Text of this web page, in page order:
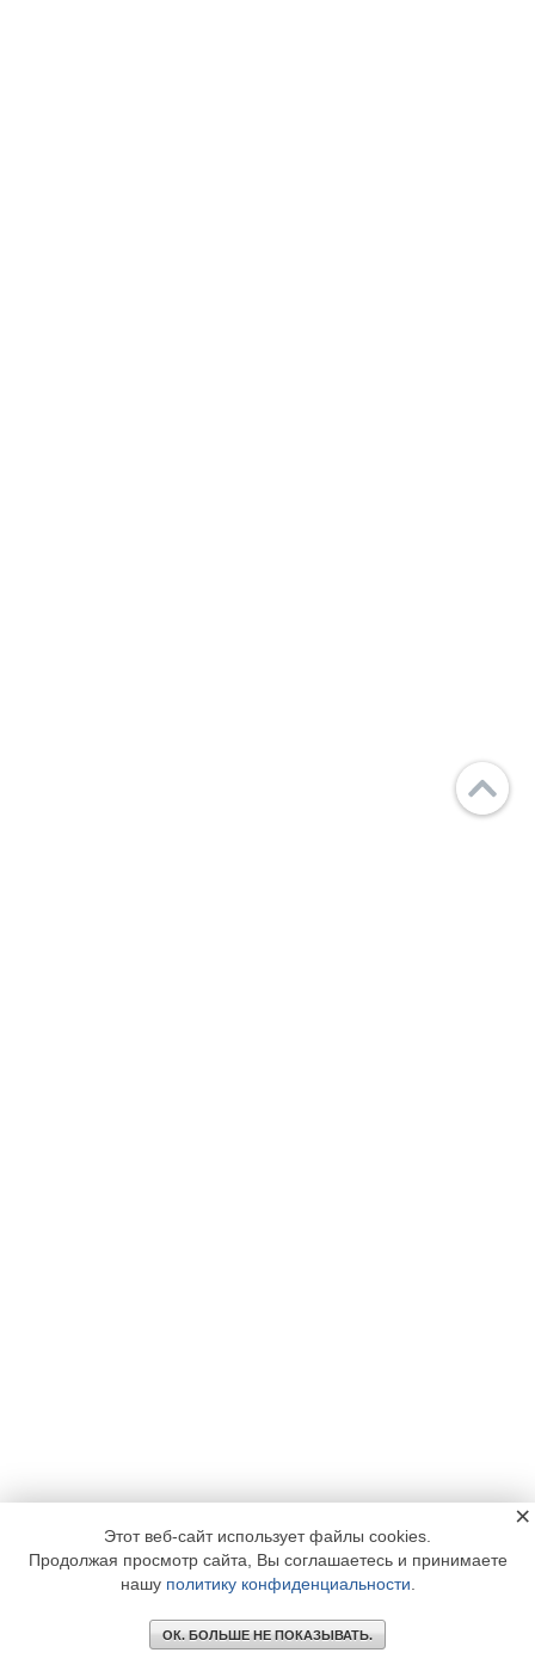
Этот веб-сайт использует файлы cookies.
Продолжая просмотр сайта, Вы соглашаетесь и принимаете
нашу политику конфиденциальности
ОК. БОЛЬШЕ НЕ ПОКАЗЫВАТЬ.
×